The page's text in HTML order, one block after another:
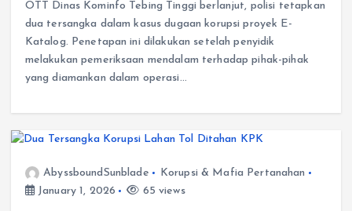
OTT Dinas Kominfo Tebing Tinggi berlanjut, polisi tetapkan
dua tersangka dalam kasus dugaan korupsi proyek E-
Katalog. Penetapan ini dilakukan setelah penyidik
melakukan pemeriksaan mendalam terhadap pihak-pihak
yang diamankan dalam operasi…
AbyssboundSunblade
Korupsi & Mafia Pertanahan
January 1, 2026
65 views